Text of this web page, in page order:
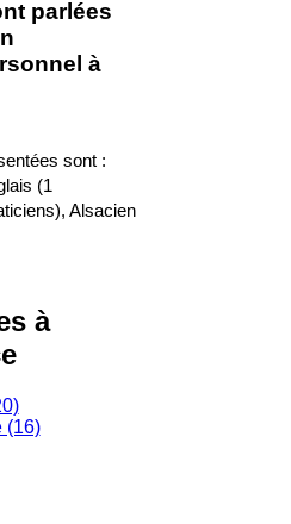
parlées
à
sont :
(1
Alsacien
à
(16)